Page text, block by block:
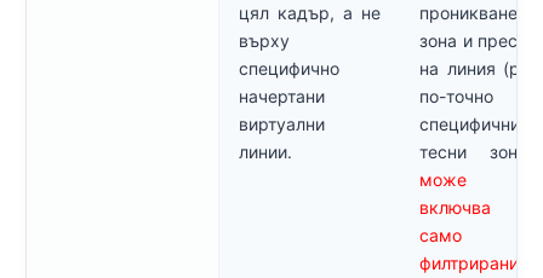
цял кадър, а не
върху
специфично
начертани
виртуални
линии.
зона и
на линия
по-точно
специфични
тесни
може
включва
само
филтрирани